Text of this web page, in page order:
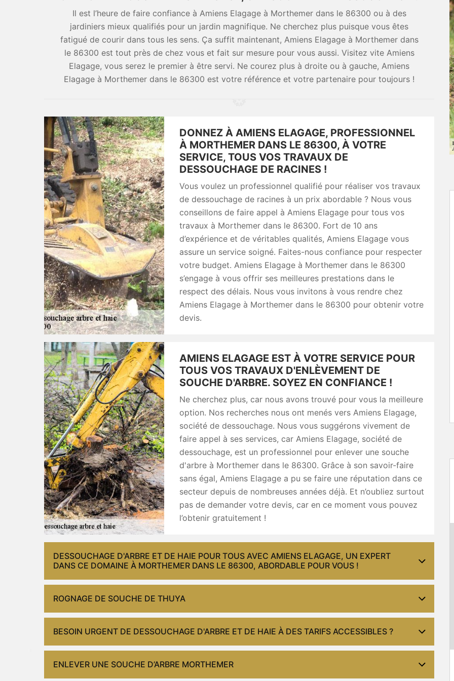
Il est l’heure de faire confiance à Amiens Elagage à Morthemer dans le 86300 ou à des
jardiniers mieux qualifiés pour un jardin magnifique. Ne cherchez plus puisque vous êtes
fatigué de courir dans tous les sens. Ça suffit maintenant, Amiens Elagage à Morthemer dans
le 86300 est tout près de chez vous et fait sur mesure pour vous aussi. Visitez vite Amiens
Elagage, vous serez le premier à être servi. Ne courez plus à droite ou à gauche, Amiens
Elagage à Morthemer dans le 86300 est votre référence et votre partenaire pour toujours !
DONNEZ À AMIENS ELAGAGE, PROFESSIONNEL
À MORTHEMER DANS LE 86300, À VOTRE
SERVICE, TOUS VOS TRAVAUX DE
DESSOUCHAGE DE RACINES !
Vous voulez un professionnel qualifié pour réaliser vos travaux
de dessouchage de racines à un prix abordable ? Nous vous
conseillons de faire appel à Amiens Elagage pour tous vos
travaux à Morthemer dans le 86300. Fort de 10 ans
d’expérience et de véritables qualités, Amiens Elagage vous
assure un service soigné. Faites-nous confiance pour respecter
votre budget. Amiens Elagage à Morthemer dans le 86300
s’engage à vous offrir ses meilleures prestations dans le
respect des délais. Nous vous invitons à vous rendre chez
Amiens Elagage à Morthemer dans le 86300 pour obtenir votre
devis.
AMIENS ELAGAGE EST À VOTRE SERVICE POUR
TOUS VOS TRAVAUX D'ENLÈVEMENT DE
SOUCHE D'ARBRE. SOYEZ EN CONFIANCE !
Ne cherchez plus, car nous avons trouvé pour vous la meilleure
option. Nos recherches nous ont menés vers Amiens Elagage,
société de dessouchage. Nous vous suggérons vivement de
faire appel à ses services, car Amiens Elagage, société de
dessouchage, est un professionnel pour enlever une souche
d'arbre à Morthemer dans le 86300. Grâce à son savoir-faire
sans égal, Amiens Elagage a pu se faire une réputation dans ce
secteur depuis de nombreuses années déjà. Et n’oubliez surtout
pas de demander votre devis, car en ce moment vous pouvez
l’obtenir gratuitement !
DESSOUCHAGE D'ARBRE ET DE HAIE POUR TOUS AVEC AMIENS ELAGAGE, UN EXPERT
DANS CE DOMAINE À MORTHEMER DANS LE 86300, ABORDABLE POUR VOUS !
ROGNAGE DE SOUCHE DE THUYA
BESOIN URGENT DE DESSOUCHAGE D'ARBRE ET DE HAIE À DES TARIFS ACCESSIBLES ?
ENLEVER UNE SOUCHE D’ARBRE MORTHEMER